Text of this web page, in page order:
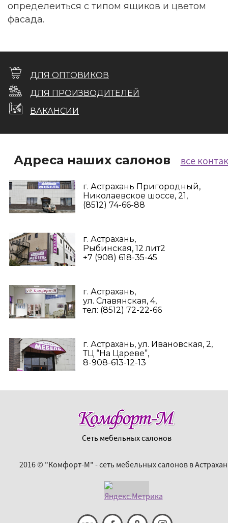
определеиться с типом ящиков и цветом
фасада.
ДЛЯ ОПТОВИКОВ
ДЛЯ ПРОИЗВОДИТЕЛЕЙ
ВАКАНСИИ
Адреса наших салонов все
г. Астрахань Пригородный,
Николаевское шоссе, 21,
(8512) 74-66-88
г. Астрахань,
Рыбинская, 12 лит2
+7 (908) 618-35-45‬
г. Астрахань,
ул. Славянская, 4,
тел: (8512) 72-22-66
г. Астрахань, ул. Ивановская, 2,
ТЦ “На Цареве”,
8-908-613-12-13
Сеть мебельных салонов
2016 © "Комфорт-М" - сеть мебельных салонов в